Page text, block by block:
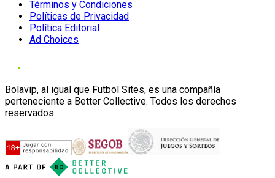
Términos y Condiciones
Políticas de Privacidad
Política Editorial
Ad Choices
Bolavip, al igual que Futbol Sites, es una compañía
perteneciente a Better Collective. Todos los derechos
reservados